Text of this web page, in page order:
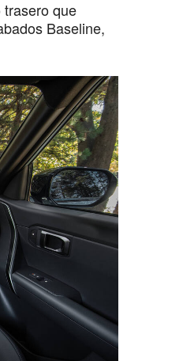
trasero que
Baseline,